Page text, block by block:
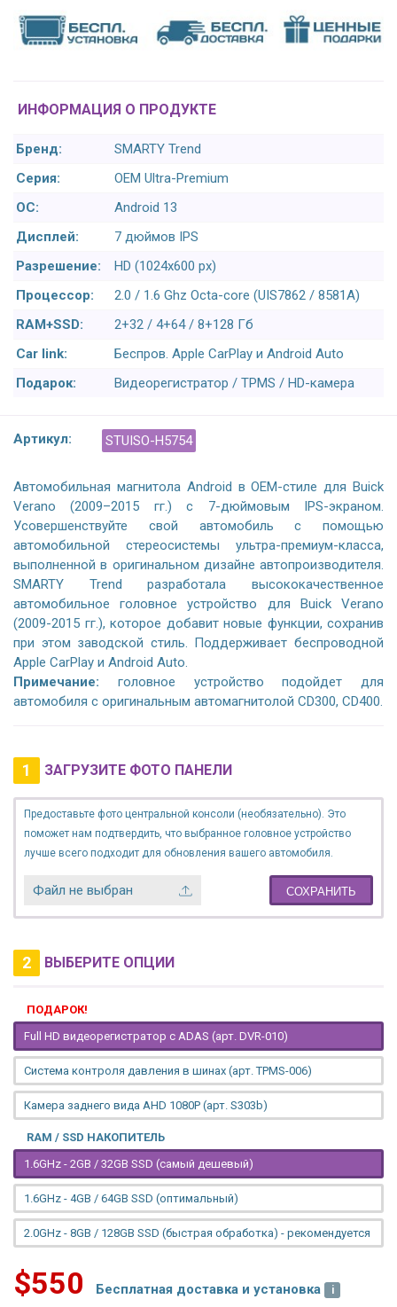
ИНФОРМАЦИЯ О ПРОДУКТЕ
Бренд:
SMARTY Trend
Серия:
OEM Ultra-Premium
ОС:
Android 13
Дисплей:
7 дюймов IPS
Разрешение:
HD (1024х600 px)
Процессор:
2.0 / 1.6 Ghz Octa-core (UIS7862 / 8581A)
RAM+SSD:
2+32 / 4+64 / 8+128 Гб
Car link:
Беспров. Apple CarPlay и Android Auto
Подарок:
Видеорегистратор / TPMS / HD-камера
Артикул: STUISO-H5754
Автомобильная магнитола Android в OEM-стиле для Buick
Verano (2009–2015 гг.) с 7-дюймовым IPS-экраном.
Усовершенствуйте свой автомобиль с помощью
автомобильной стереосистемы ультра-премиум-класса,
выполненной в оригинальном дизайне автопроизводителя.
SMARTY Trend разработала высококачественное
автомобильное головное устройство для Buick Verano
(2009-2015 гг.), которое добавит новые функции, сохранив
при этом заводской стиль. Поддерживает беспроводной
Apple CarPlay и Android Auto.
Примечание: головное устройство подойдет для
автомобиля с оригинальным автомагнитолой CD300, CD400.
1 ЗАГРУЗИТЕ ФОТО ПАНЕЛИ
Предоставьте фото центральной консоли (необязательно). Это
поможет нам подтвердить, что выбранное головное устройство
лучше всего подходит для обновления вашего автомобиля.
Файл не выбран СОХРАНИТЬ
2 ВЫБЕРИТЕ ОПЦИИ
ПОДАРОК!
Full HD видеорегистратор с ADAS (арт. DVR-010)
Система контроля давления в шинах (арт. TPMS-006)
Камера заднего вида AHD 1080P (арт. S303b)
RAM / SSD НАКОПИТЕЛЬ
1.6GHz - 2GB / 32GB SSD (самый дешевый)
1.6GHz - 4GB / 64GB SSD (оптимальный)
2.0GHz - 8GB / 128GB SSD (быстрая обработка) - рекомендуется
$550 Бесплатная доставка и установка